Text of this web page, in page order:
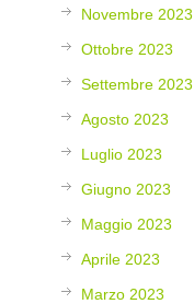
Novembre 2023
Ottobre 2023
Settembre 2023
Agosto 2023
Luglio 2023
Giugno 2023
Maggio 2023
Aprile 2023
Marzo 2023